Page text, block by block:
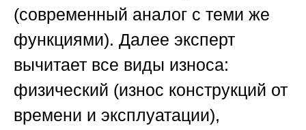
(современный аналог с теми же
функциями). Далее эксперт
вычитает все виды износа:
физический (износ конструкций от
времени и эксплуатации),